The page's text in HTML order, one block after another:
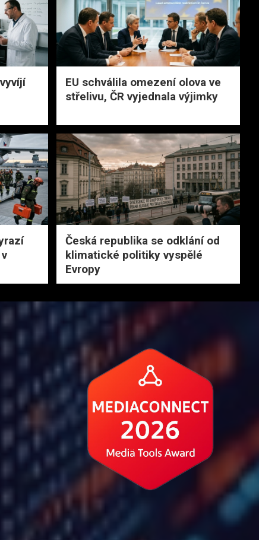
EU schválila omezení olova ve
střelivu, ČR vyjednala výjimky
Česká republika se odklání od
klimatické politiky vyspělé
Evropy